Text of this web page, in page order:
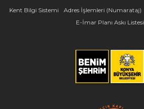
Kent Bilgi Sistemi Adres İşlemleri (Numarataj)
E-İmar Planı Askı Listesi